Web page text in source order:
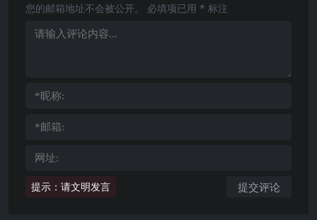
提示：请文明发言
您的邮箱地址不会被公开。 必填项已用 * 标注